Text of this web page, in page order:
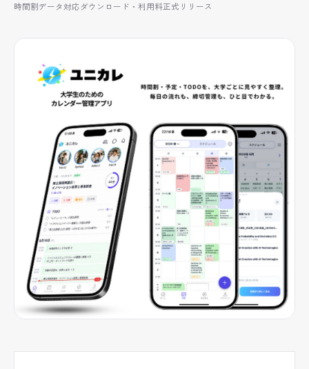
時間割データ対応 ダウンロード・利用料正式リリース